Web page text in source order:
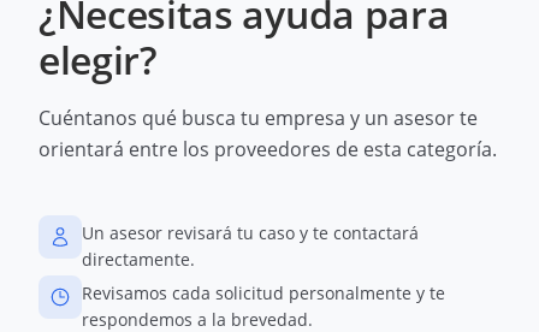
¿Necesitas ayuda para
elegir?
Cuéntanos qué busca tu empresa y un asesor te
orientará entre los proveedores de esta categoría.
Un asesor revisará tu caso y te contactará
directamente.
Revisamos cada solicitud personalmente y te
respondemos a la brevedad.